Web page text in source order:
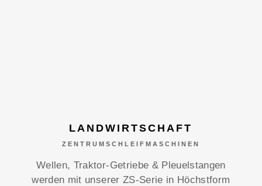
LANDWIRTSCHAFT
ZENTRUMSCHLEIFMASCHINEN
Wellen, Traktor-Getriebe & Pleuelstangen
werden mit unserer ZS-Serie in Höchstform